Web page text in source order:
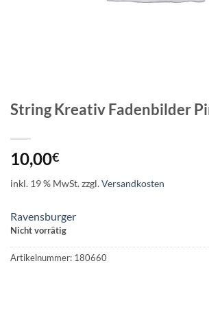
String Kreativ Fadenbilder
10,00€
inkl. 19 % MwSt.zzgl.Versandkosten
Ravensburger
Nicht vorrätig
Artikelnummer: 180660